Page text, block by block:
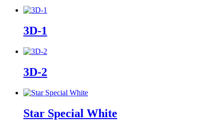
3D-1
3D-2
Star Special White